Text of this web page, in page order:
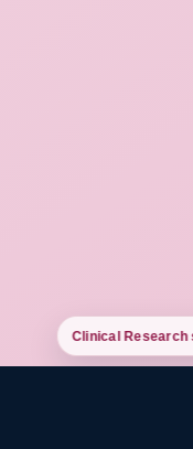
Clinical Research